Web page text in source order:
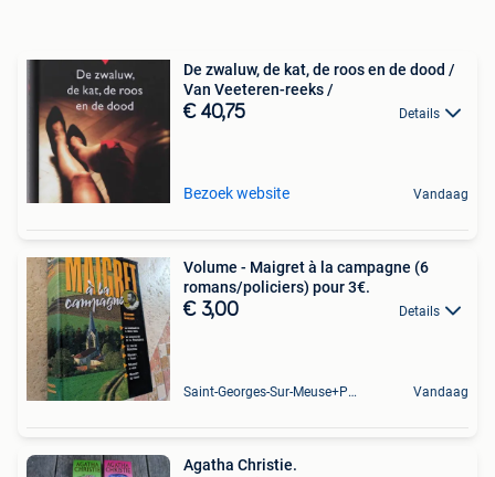
De zwaluw, de kat, de roos en de dood /
Van Veeteren-reeks /
€ 40,75 Details
Bezoek website Vandaag
Volume - Maigret à la campagne (6
romans/policiers) pour 3€.
€ 3,00 Details
Saint-Georges-Sur-Meuse+Partie De Hermalle-Sous-Huy Vandaag
Agatha Christie.